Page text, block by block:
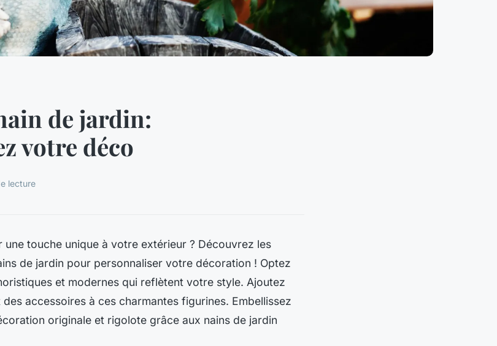
de jardin:
votre déco
lecture
une touche unique à votre extérieur ? Découvrez les
de jardin pour personnaliser votre décoration ! Optez
et modernes qui reflètent votre style. Ajoutez
accessoires à ces charmantes figurines. Embellissez
originale et rigolote grâce aux nains de jardin